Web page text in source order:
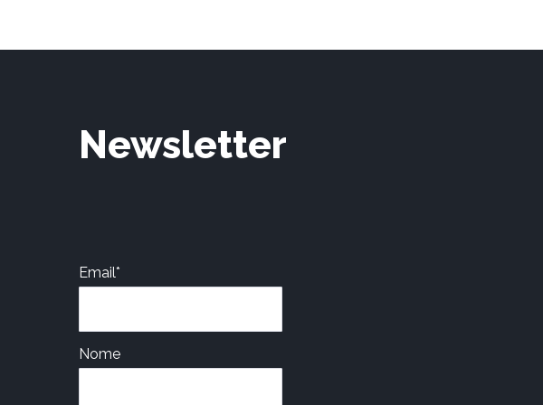
Newsletter
Email*
Nome